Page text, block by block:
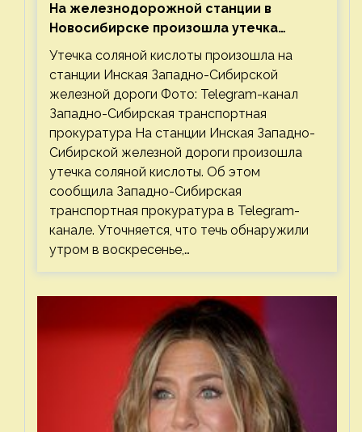
На железнодорожной станции в
Новосибирске произошла утечка
соляной кислоты
Утечка соляной кислоты произошла на
станции Инская Западно-Сибирской
железной дороги Фото: Telegram-канал
Западно-Сибирская транспортная
прокуратура На станции Инская Западно-
Сибирской железной дороги произошла
утечка соляной кислоты. Об этом
сообщила Западно-Сибирская
транспортная прокуратура в Telegram-
канале. Уточняется, что течь обнаружили
утром в воскресенье,…